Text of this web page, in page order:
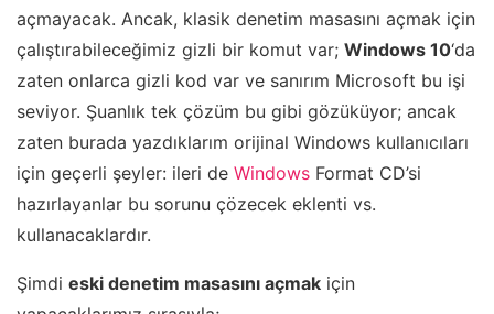
açmayacak. Ancak, klasik denetim masasını açmak için
çalıştırabileceğimiz gizli bir komut var; Windows 10‘da
zaten onlarca gizli kod var ve sanırım Microsoft bu işi
seviyor. Şuanlık tek çözüm bu gibi gözüküyor; ancak
zaten burada yazdıklarım orijinal Windows kullanıcıları
için geçerli şeyler: ileri de Windows Format CD’si
hazırlayanlar bu sorunu çözecek eklenti vs.
kullanacaklardır.
Şimdi eski denetim masasını açmak için